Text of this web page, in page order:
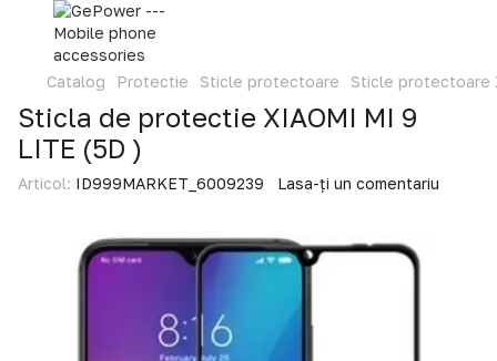
Catalog Protectie Sticle protectoare Sticle protectoare
Sticla de protectie XIAOMI MI 9
LITE (5D )
Articol: ID999MARKET_6009239 Lasa-ți un comentariu